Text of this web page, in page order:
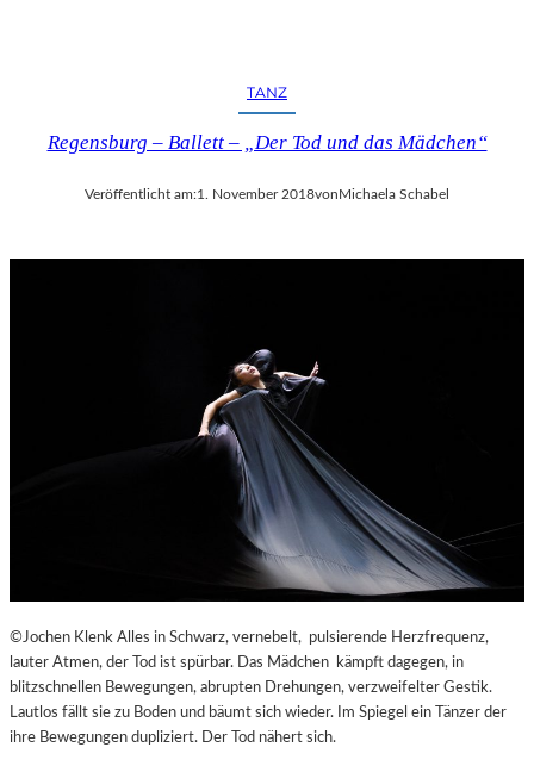
TANZ
Regensburg – Ballett – „Der Tod und das Mädchen“
Veröffentlicht am:1. November 2018vonMichaela Schabel
©Jochen Klenk Alles in Schwarz, vernebelt, pulsierende Herzfrequenz,
lauter Atmen, der Tod ist spürbar. Das Mädchen kämpft dagegen, in
blitzschnellen Bewegungen, abrupten Drehungen, verzweifelter Gestik.
Lautlos fällt sie zu Boden und bäumt sich wieder. Im Spiegel ein Tänzer der
ihre Bewegungen dupliziert. Der Tod nähert sich.